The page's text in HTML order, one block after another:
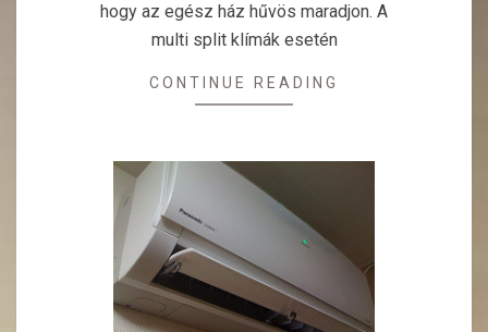
hogy az egész ház hűvös maradjon. A
multi split klímák esetén
CONTINUE READING